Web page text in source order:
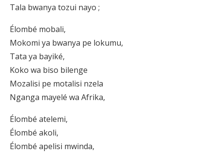
Tala bwanya tozui nayo ;
Élombé mobali,
Mokomi ya bwanya pe lokumu,
Tata ya bayiké,
Koko wa biso bilenge
Mozalisi pe motalisi nzela
Nganga mayelé wa Afrika,
Élombé atelemi,
Élombé akoli,
Élombé apelisi mwinda,